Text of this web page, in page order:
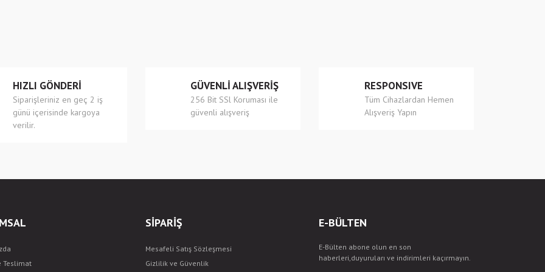
HIZLI GÖNDERİ
Siparişleriniz en geç 2 iş
günü içerisinde kargoya
verilir.
GÜVENLİ ALIŞVERİŞ
256 Bit SSl Koruması ile
güvenli alışveriş
RESPONSIVE
Tüm Cihazlardan Hemen
Alışveriş Yapın
Teslimat
SİPARİŞ
Mesafeli Satış Sözleşmesi
Gizlilik ve Güvenlik
E-BÜLTEN
E-Bülten abone olun en son
haberleri,duyuruları ve indirimleri kaçırmayın.